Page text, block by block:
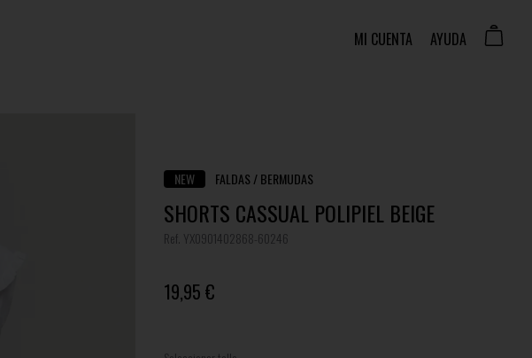
MI CUENTA AYUDA
NEW FALDAS / BERMUDAS
SHORTS CASSUAL POLIPIEL BEIGE
Ref. YX0901402868-60246
19,95 €